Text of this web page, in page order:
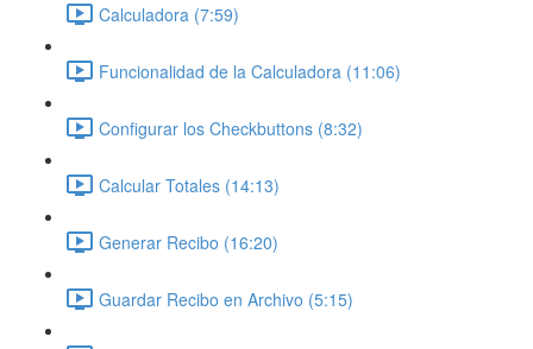
Calculadora (7:59)
Funcionalidad de la Calculadora (11:06)
Configurar los Checkbuttons (8:32)
Calcular Totales (14:13)
Generar Recibo (16:20)
Guardar Recibo en Archivo (5:15)